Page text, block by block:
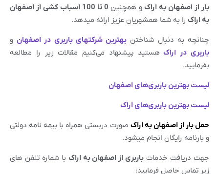
بار از اصفهان به اراک و همچنین 0 تا 100 اسباب کشی از
اصفهان
به اراک را به شما همشهریان عزیز ارائه میدهد.
چنانچه به دنبال شناختن بهترین شرکتهای باربری در اصفهانو
باربری در اراک هستید پیشنهاد می‌کنیم مقالات زیر را مطالعه
بفرمایید.
لیست بهترین باربری‌های اصفهان
لیست بهترین باربری‌های اراک
حمل بار از اصفهان به اراک صورت دربستی همراه با بیمه نامه دولتی
و بارنامه رایگان انجام میشود.
جهت دریافت خدمات باربری از اصفهانبه اراک با شماره تلفن های
زیر تماس حاصل فرمایید: